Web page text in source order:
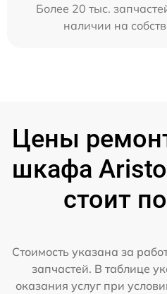
Более 20 тыс.
наличии на
Цены
шкафа
стоит
Стоимость указана за
запчастей. В таблице
оказания услуг при